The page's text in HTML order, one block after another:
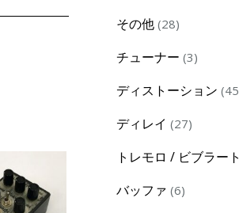
その他 2828
チューナー 33
ディストーション 45
ディレイ 2727
トレモロ / ビブラート
バッファ 66